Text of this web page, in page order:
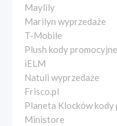
Maylily
Marilyn wyprzedaże
T-Mobile
Plush kody promocyjne
iELM
Natuli wyprzedaże
Frisco.pl
Planeta Klocków kody
Ministore